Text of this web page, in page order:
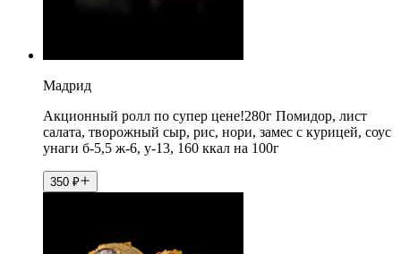
Мадрид
Акционный ролл по супер цене!280г Помидор, лист
салата, творожный сыр, рис, нори, замес с курицей, соус
унаги б-5,5 ж-6, у-13, 160 ккал на 100г
350 ₽